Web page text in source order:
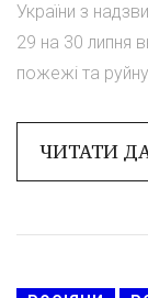
України з
29 на 30 липня
пожежі та
ЧИТАТИ